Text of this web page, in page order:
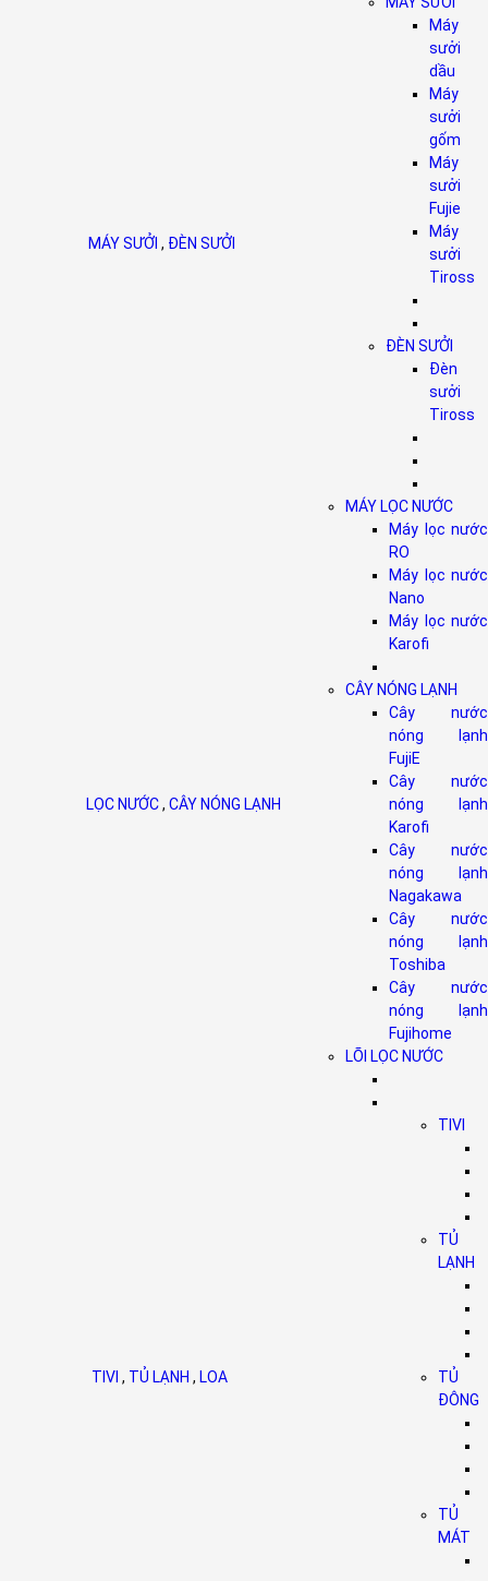
MÁY SƯỞI, ĐÈN SƯỞI
Máy
sưởi
dầu
Máy
sưởi
gốm
Máy
sưởi
Fujie
Máy
sưởi
Tiross
ĐÈN SƯỞI
Đèn
sưởi
Tiross
LỌC NƯỚC, CÂY NÓNG LẠNH
MÁY LỌC NƯỚC
Máy lọc nước
RO
Máy lọc nước
Nano
Máy lọc nước
Karofi
CÂY NÓNG LẠNH
Cây nước
nóng lạnh
FujiE
Cây nước
nóng lạnh
Karofi
Cây nước
nóng lạnh
Nagakawa
Cây nước
nóng lạnh
Toshiba
Cây nước
nóng lạnh
Fujihome
LÕI LỌC NƯỚC
TIVI, TỦ LẠNH, LOA
TIVI
TỦ
LẠNH
TỦ
ĐÔNG
TỦ
MÁT